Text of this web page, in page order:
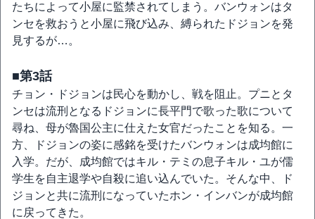
たちによって小屋に監禁されてしまう。バンウォンはタ
ンセを救おうと小屋に飛び込み、縛られたドジョンを発
見するが…。
■第3話
チョン・ドジョンは民心を動かし、戦を阻止。プニとタ
ンセは流刑となるドジョンに長平門で歌った歌について
尋ね、母が魯国公主に仕えた女官だったことを知る。一
方、ドジョンの姿に感銘を受けたバンウォンは成均館に
入学。だが、成均館ではキル・テミの息子キル・ユが儒
学生を自主退学や自殺に追い込んでいた。そんな中、ド
ジョンと共に流刑になっていたホン・インバンが成均館
に戻ってきた。